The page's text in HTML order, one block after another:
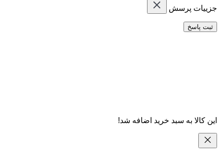
جزییات پرسش
ثبت پاسخ
این کالا به سبد خرید اضافه شد!